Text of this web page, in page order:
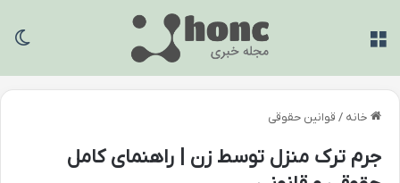
خانه / قوانین حقوقی
جرم ترک منزل توسط زن | راهنمای کامل